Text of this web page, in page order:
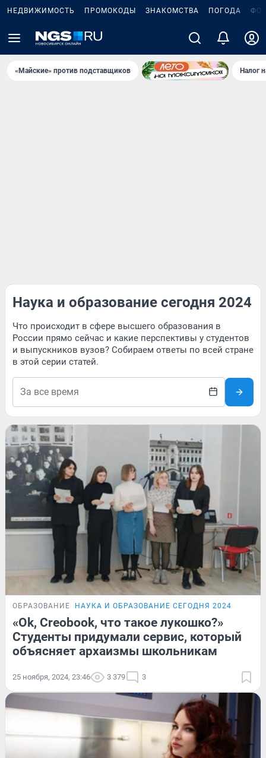
НЕДВИЖИМОСТЬ ПРОМОКОДЫ ЗНАКОМСТВА ПОГОДА
«Майские» против подставщиков Налог
Наука и образование сегодня 2024
Что происходит в сфере высшего образования в
России прямо сейчас и какие перспективы у студентов
и выпускников вузов? Собираем ответы по всей стране
в этой серии статей.
ОБРАЗОВАНИЕ НАУКА И ОБРАЗОВАНИЕ СЕГОДНЯ 2024
«Ok, Creobook, что такое лукошко?»
Студенты придумали сервис, который
объясняет архаизмы школьникам
25 ноября, 2024, 23:46 3 379 3